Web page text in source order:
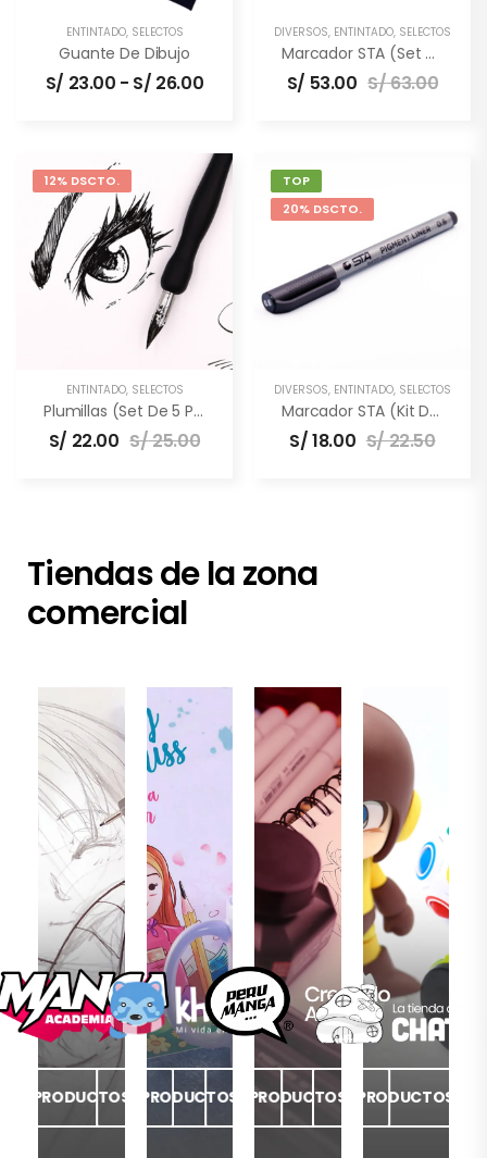
ENTINTADO, SELECTOS
Guante De Dibujo
S/ 23.00 - S/ 26.00
DIVERSOS, ENTINTADO, SELECTOS
Marcador STA (set De 9 Unidades)
S/ 53.00 S/63.00
12% DSCTO.
ENTINTADO, SELECTOS
Plumillas (Set De 5 Puntas)
S/ 22.00 S/25.00
TOP
20% DSCTO.
DIVERSOS, ENTINTADO, SELECTOS
Marcador STA (Kit De 3 Unidades)
S/18.00 S/22.50
Tiendas de la zona
comercial
PRODUCTOS PRODUCTOS PRODUCTOS PRODUCTOS